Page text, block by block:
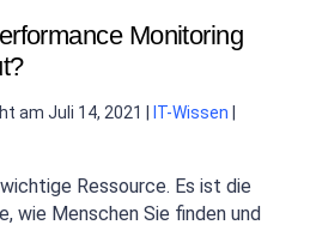
Monitoring
am Juli 14, 2021 IT-Wissen
Ressource. Es ist die
wie Menschen Sie finden und